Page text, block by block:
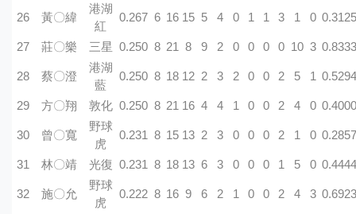
26 黃〇緯
港湖
紅
0.267 6 16 15 5 4 0 1 1 3 1 0 0.3125
27 莊〇樂 三星 0.250 8 21 8 9 2 0 0 0 0 10 3 0.8333
28 蔡〇澄
港湖
藍
0.250 8 18 12 2 3 2 0 0 2 5 1 0.5294
29 方〇翔 敦化 0.250 8 21 16 4 4 1 0 0 2 4 0 0.4000
30 曾〇寬
野球
虎
0.231 8 15 13 2 3 0 0 0 2 1 0 0.2857
31 林〇靖 光復 0.231 8 18 13 6 3 0 0 0 1 5 0 0.4444
32 施〇允
野球
虎
0.222 8 16 9 6 2 1 0 0 2 4 3 0.6923